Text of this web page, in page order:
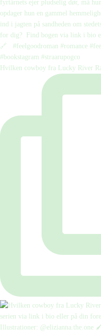
Hvilken cowboy fra Lucky River